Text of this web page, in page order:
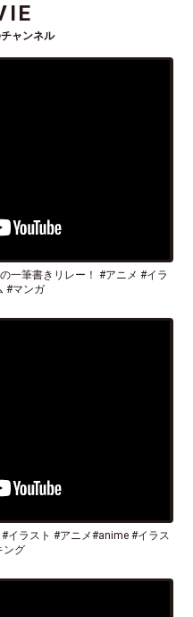
ャンネル
一筆書きリレー！ #アニメ #イラ
#マンガ
イラスト #アニメ#anime #イラス
ング